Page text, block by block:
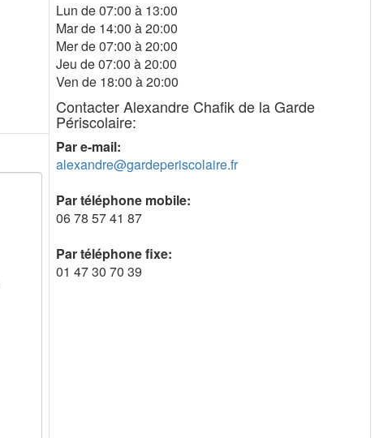
Lun de 07:00 à 13:00
Mar de 14:00 à 20:00
Mer de 07:00 à 20:00
Jeu de 07:00 à 20:00
Ven de 18:00 à 20:00
Contacter Alexandre Chafik de la Garde
Périscolaire:
Par e-mail:
alexandre@gardeperiscolaire.fr
Par téléphone mobile:
06 78 57 41 87
Par téléphone fixe:
01 47 30 70 39